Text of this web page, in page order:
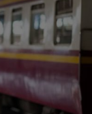
del
e/o
sul